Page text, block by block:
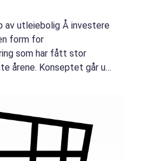
av utleiebolig Å investere
form for
som har fått stor
årene. Konseptet går ut